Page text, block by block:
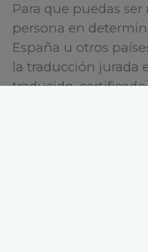
Para que puedas
persona en
España u otros
la traducción jurada
traducido,